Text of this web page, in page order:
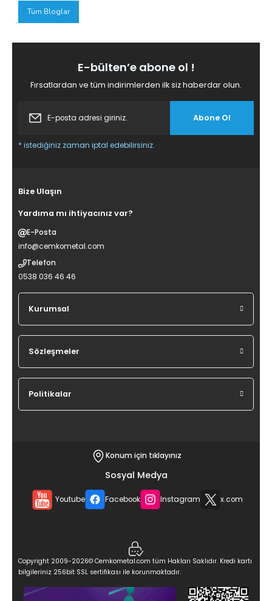
Tüm Bloglar
E-bülten’e abone ol !
Fırsatlardan ve tüm indirimlerden ilk siz haberdar olun.
Abone Ol
* istediğiniz zaman iptal edebilirsiniz.
Bize Ulaşın
Yardıma mı ihtiyacınız var?
E-Posta
info@cemkometal.com
Telefon
0538 036 46 46
Kurumsal
Sözleşmeler
Politikalar
Konum için tıklayınız
Sosyal Medya
Youtube Facebook Instagram x.com
Copyright 2009-2026© Cemkometal.com tüm Hakları Saklıdır. Kredi kartı
bilgileriniz 256bit SSL sertifikası ile korunmaktadır.